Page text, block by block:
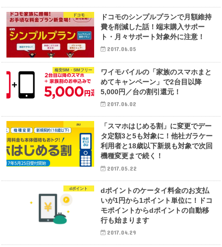
ドコモ
ドコモのシンプルプランで月額維持
費を削減した話！端末購入サポー
ト・月々サポート対象外に注意！
2017.06.05
格安SIM・SIMフリー
ワイモバイルの「家族のスマホまと
めてキャンペーン」で2台目以降
5,000円／台の割引還元！
2017.06.02
au
「スマホはじめる割」に変更でデー
タ定額3と5も対象に！他社ガラケー
利用者と18歳以下新規も対象で次回
機種変更まで続く！
2017.05.22
dポイント
dポイントのケータイ料金のお支払
いが1円から1ポイント単位に！ドコ
モポイントからdポイントの自動移
行も始まります
2017.04.29